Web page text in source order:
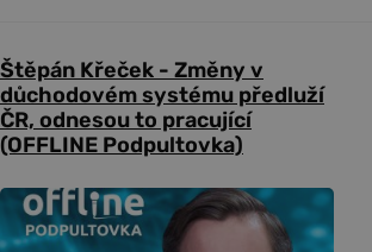
Štěpán Křeček - Změny v
důchodovém systému předluží
ČR, odnesou to pracující
(OFFLINE Podpultovka)